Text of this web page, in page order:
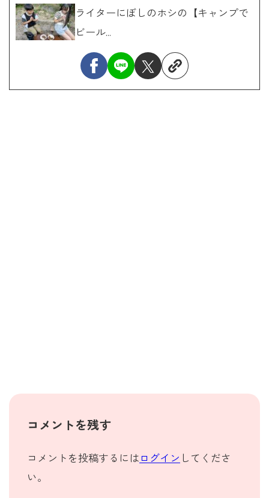
ライターにぼしのホシの【キャンプで
ビール...
コメントを残す
コメントを投稿するには ログイン してくださ
い。